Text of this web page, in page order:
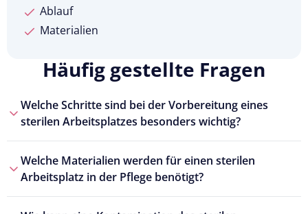
Ablauf
Materialien
Häufig gestellte Fragen
Welche Schritte sind bei der Vorbereitung eines
sterilen Arbeitsplatzes besonders wichtig?
Welche Materialien werden für einen sterilen
Arbeitsplatz in der Pflege benötigt?